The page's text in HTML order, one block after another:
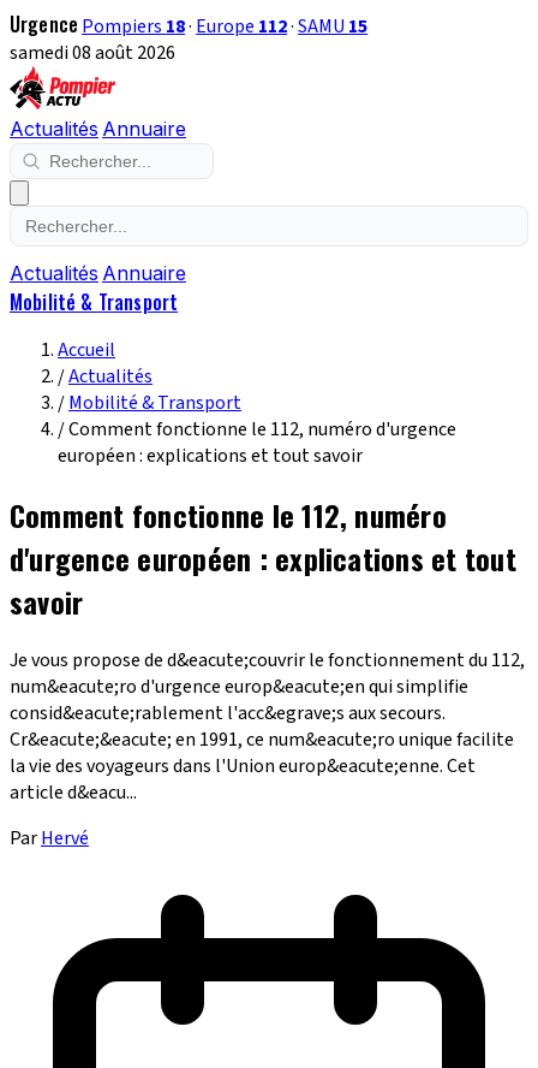
Urgence Pompiers 18· Europe 112·SAMU 15
samedi 08 août 2026
Actualités Annuaire
Actualités Annuaire
Mobilité & Transport
Accueil
/Actualités
/Mobilité & Transport
/Comment fonctionne le 112, numéro d'urgence
européen : explications et tout savoir
Comment fonctionne le 112, numéro
d'urgence européen : explications et tout
savoir
Je vous propose de d&eacute;couvrir le fonctionnement du 112,
num&eacute;ro d'urgence europ&eacute;en qui simplifie
consid&eacute;rablement l'acc&egrave;s aux secours.
Cr&eacute;&eacute; en 1991, ce num&eacute;ro unique facilite
la vie des voyageurs dans l'Union europ&eacute;enne. Cet
article d&eacu...
ParHervé